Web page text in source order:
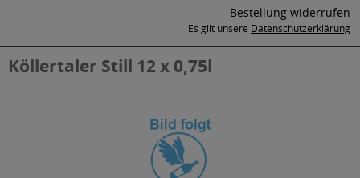
Bestellung widerrufen
Es gilt unsere Datenschutzerklärung
Köllertaler Still 12 x 0,75l